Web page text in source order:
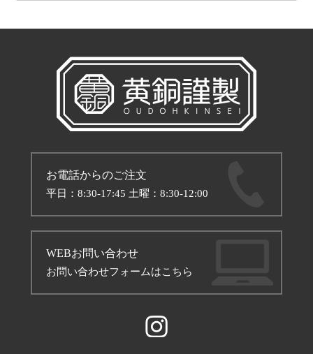
お電話からのご注文
平日：8:30-17:45 土曜：8:30-12:00
WEBお問い合わせ
お問い合わせフォームはこちら